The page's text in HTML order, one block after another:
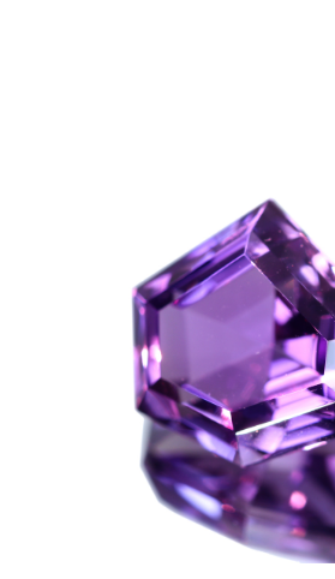
ご注文手続き
カートを見る
お買い物を続ける